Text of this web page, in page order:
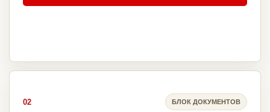
02 БЛОК ДОКУМЕНТОВ